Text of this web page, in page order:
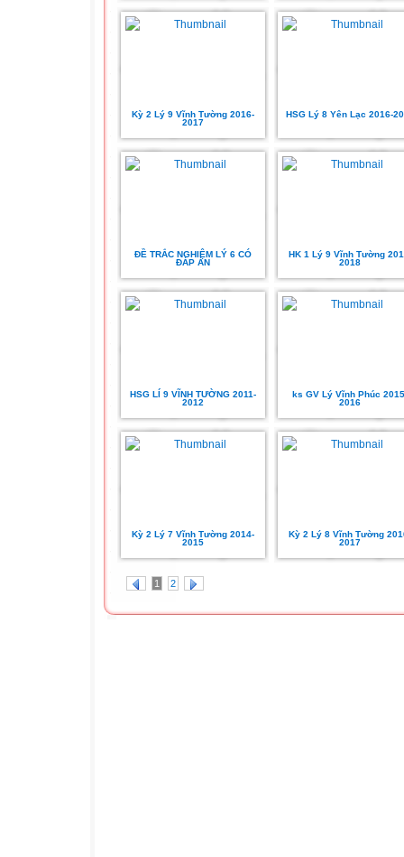
Kỳ 2 Lý 9 Vĩnh Tường 2016-
2017
HSG Lý 8 Yên Lạc 2016-
ĐỀ TRẮC NGHIỆM LÝ 6 CÓ
ĐÁP ÁN
HK 1 Lý 9 Vĩnh Tường
2018
HSG LÍ 9 VĨNH TƯỜNG 2011-
2012
ks GV Lý Vĩnh Phúc
2016
Kỳ 2 Lý 7 Vĩnh Tường 2014-
2015
Kỳ 2 Lý 8 Vĩnh Tường
2017
1 2